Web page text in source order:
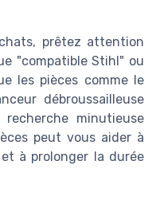
prêtez attention
"compatible Stihl" ou
les pièces comme le
débroussailleuse
recherche minutieuse
peut vous aider à
à prolonger la durée